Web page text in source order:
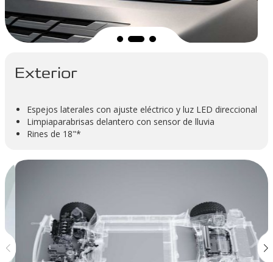
Exterior
Espejos laterales con ajuste eléctrico y luz LED direccional
Limpiaparabrisas delantero con sensor de lluvia
Rines de 18"*